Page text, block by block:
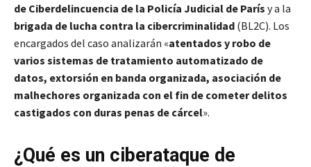
de Ciberdelincuencia de la Policía Judicial de París y a la
brigada de lucha contra la cibercriminalidad (BL2C). Los
encargados del caso analizarán «atentados y robo de
varios sistemas de tratamiento automatizado de
datos, extorsión en banda organizada, asociación de
malhechores organizada con el fin de cometer delitos
castigados con duras penas de cárcel».
¿Qué es un ciberataque de